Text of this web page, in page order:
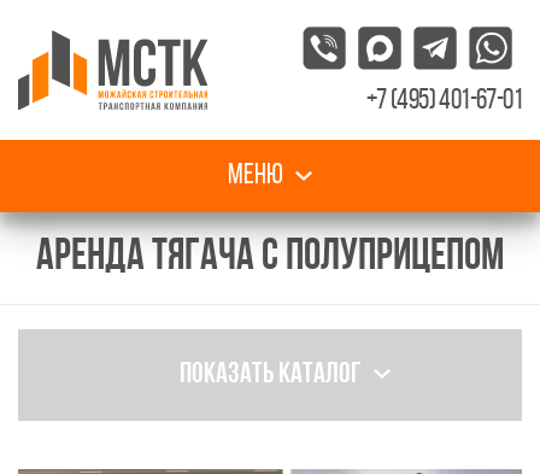
+7 (495) 401-67-01
Меню
АРЕНДА ТЯГАЧА С ПОЛУПРИЦЕПОМ
Показать каталог